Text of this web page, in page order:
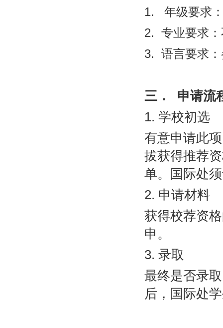
1.
年级要求
2. 专业要求
3. 语言要求：
三．
申请流
1. 学校初选
有意申请此
拔获得推荐
单。国际处
2. 申请材料
获得校荐资
申 。
3. 录取
最终是否录
后，国际处